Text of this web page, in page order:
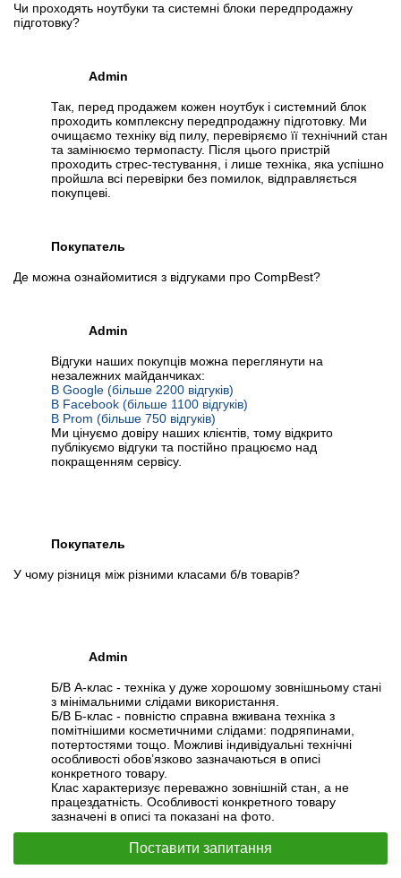
Чи проходять ноутбуки та системні блоки передпродажну
підготовку?
Admin
Так, перед продажем кожен ноутбук і системний блок
проходить комплексну передпродажну підготовку. Ми
очищаємо техніку від пилу, перевіряємо її технічний стан
та замінюємо термопасту. Після цього пристрій
проходить стрес-тестування, і лише техніка, яка успішно
пройшла всі перевірки без помилок, відправляється
покупцеві.
Покупатель
Де можна ознайомитися з відгуками про CompBest?
Admin
Відгуки наших покупців можна переглянути на
незалежних майданчиках:
В Google (більше 2200 відгуків)
В Facebook (більше 1100 відгуків)
В Prom (більше 750 відгуків)
Ми цінуємо довіру наших клієнтів, тому відкрито
публікуємо відгуки та постійно працюємо над
покращенням сервісу.
Покупатель
У чому різниця між різними класами б/в товарів?
Admin
Б/В А-клас - техніка у дуже хорошому зовнішньому стані
з мінімальними слідами використання.
Б/В Б-клас - повністю справна вживана техніка з
помітнішими косметичними слідами: подряпинами,
потертостями тощо. Можливі індивідуальні технічні
особливості обов’язково зазначаються в описі
конкретного товару.
Клас характеризує переважно зовнішній стан, а не
працездатність. Особливості конкретного товару
зазначені в описі та показані на фото.
Поставити запитання